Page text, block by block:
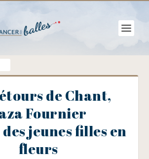
de Chant,
Fournier
des jeunes filles en
fleurs